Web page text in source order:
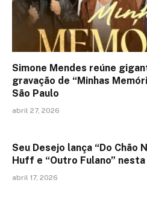
Simone Mendes reúne
gravação de “Minhas
São Paulo
abril 27, 2026
Seu Desejo lança “Do Chão
Huff e “Outro Fulano”
abril 17, 2026